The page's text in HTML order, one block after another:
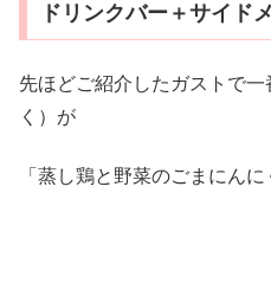
ドリンクバー＋サイド
先ほどご紹介したガストで
く）が
「蒸し鶏と野菜のごまにん